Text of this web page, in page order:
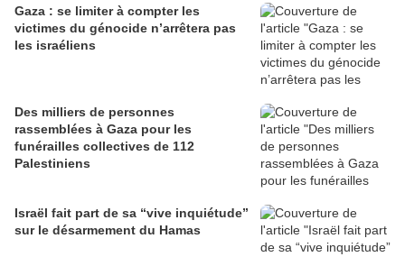
Gaza : se limiter à compter les
victimes du génocide n’arrêtera pas
les israéliens
Des milliers de personnes
rassemblées à Gaza pour les
funérailles collectives de 112
Palestiniens
Israël fait part de sa “vive inquiétude”
sur le désarmement du Hamas